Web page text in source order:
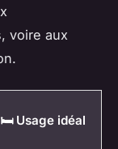
voire aux
🛏️ Usage idéal